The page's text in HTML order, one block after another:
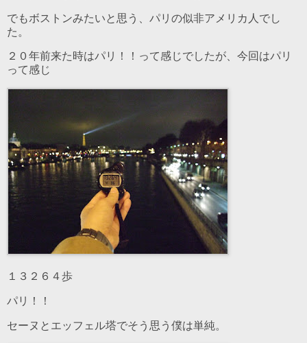
でもボストンみたいと思う、パリの似非アメリカ人でし
た。
２０年前来た時はパリ！！って感じでしたが、今回はパリ
って感じ
１３２６４歩
パリ！！
セーヌとエッフェル塔でそう思う僕は単純。